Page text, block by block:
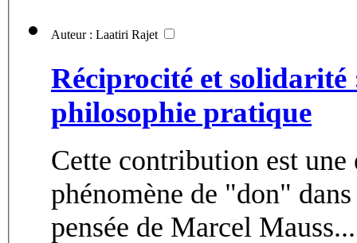
Auteur : Laatiri Rajet
Réciprocité et
philosophie pratique
Cette contribution est
phénomène de "don"
pensée de Marcel